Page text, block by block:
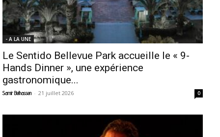
- A LA UNE
Le Sentido Bellevue Park accueille le « 9-
Hands Dinner », une expérience
gastronomique...
Samir Belhassen - 21 juillet 2026 0